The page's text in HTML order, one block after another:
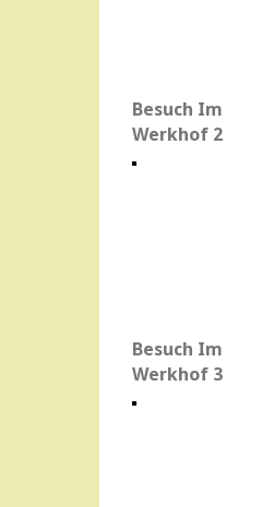
Besuch Im
Werkhof 2
Besuch Im
Werkhof 3